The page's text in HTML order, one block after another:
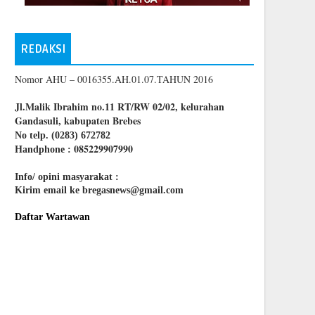
REDAKSI
Nomor AHU – 0016355.AH.01.07.TAHUN 2016
Jl.Malik Ibrahim no.11 RT/RW 02/02, kelurahan
Gandasuli, kabupaten Brebes
No telp. (0283) 672782
Handphone : 085229907990
Info/ opini masyarakat :
Kirim email ke bregasnews@gmail.com
Daftar Wartawan